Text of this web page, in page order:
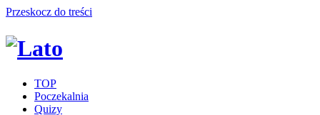
Przeskocz do treści
TOP
Poczekalnia
Quizy